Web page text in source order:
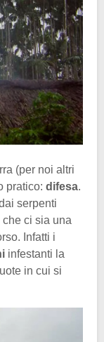
(per noi altri
pratico: difesa.
serpenti
ci sia una
Infatti i
infestanti la
in cui si